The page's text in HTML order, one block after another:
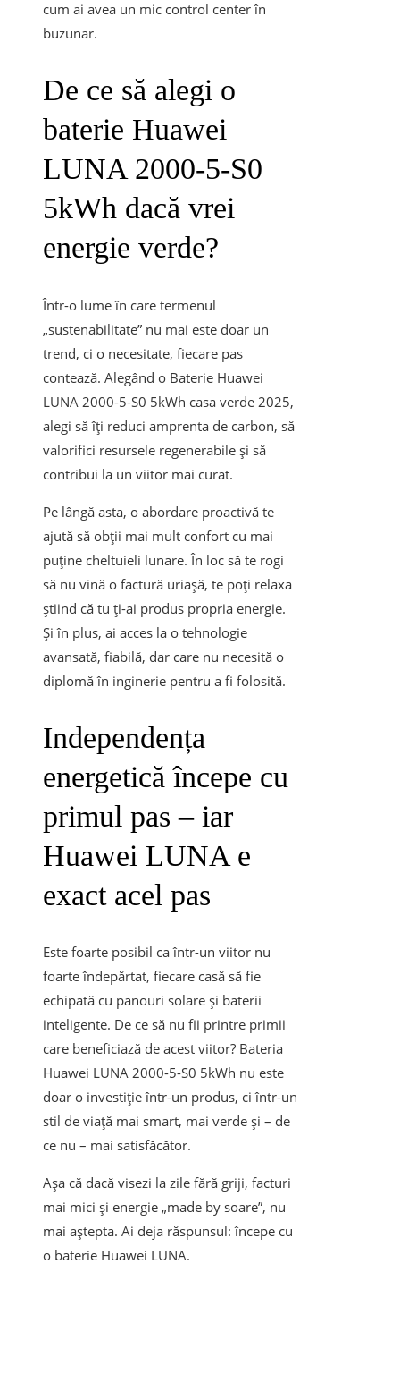
cum ai avea un mic control center în
buzunar.
De ce să alegi o
baterie Huawei
LUNA 2000-5-S0
5kWh dacă vrei
energie verde?
Într-o lume în care termenul
„sustenabilitate” nu mai este doar un
trend, ci o necesitate, fiecare pas
contează. Alegând o Baterie Huawei
LUNA 2000-5-S0 5kWh casa verde 2025,
alegi să îți reduci amprenta de carbon, să
valorifici resursele regenerabile și să
contribui la un viitor mai curat.
Pe lângă asta, o abordare proactivă te
ajută să obții mai mult confort cu mai
puține cheltuieli lunare. În loc să te rogi
să nu vină o factură uriașă, te poți relaxa
știind că tu ți-ai produs propria energie.
Și în plus, ai acces la o tehnologie
avansată, fiabilă, dar care nu necesită o
diplomă în inginerie pentru a fi folosită.
Independența
energetică începe cu
primul pas – iar
Huawei LUNA e
exact acel pas
Este foarte posibil ca într-un viitor nu
foarte îndepărtat, fiecare casă să fie
echipată cu panouri solare și baterii
inteligente. De ce să nu fii printre primii
care beneficiază de acest viitor? Bateria
Huawei LUNA 2000-5-S0 5kWh nu este
doar o investiție într-un produs, ci într-un
stil de viață mai smart, mai verde și – de
ce nu – mai satisfăcător.
Așa că dacă visezi la zile fără griji, facturi
mai mici și energie „made by soare”, nu
mai aștepta. Ai deja răspunsul: începe cu
o baterie Huawei LUNA.